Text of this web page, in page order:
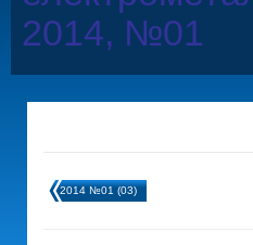
2014, №01
2014 №01 (03)